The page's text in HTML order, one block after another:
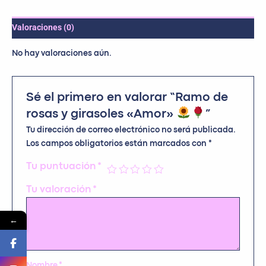
Valoraciones (0)
No hay valoraciones aún.
Sé el primero en valorar “Ramo de
rosas y girasoles «Amor»
”
Tu dirección de correo electrónico no será publicada.
Los campos obligatorios están marcados con *
Tu puntuación *
Tu valoración *
←